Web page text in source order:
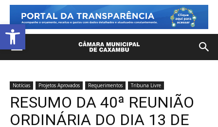
Open toolbar
Notícias Projetos Aprovados Requerimentos Tribuna Livre
RESUMO DA 40ª REUNIÃO
ORDINÁRIA DO DIA 13 DE